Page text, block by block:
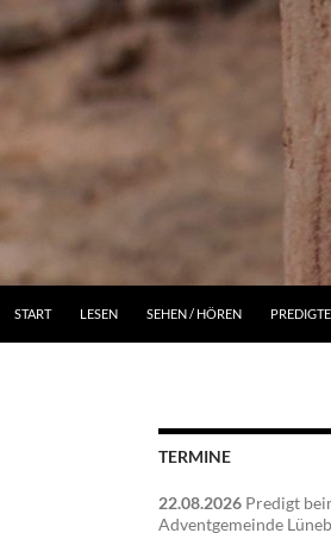
START
LESEN SEHEN / HÖREN
TERMINE
22.08.2026 Predigt
Adventgemeinde